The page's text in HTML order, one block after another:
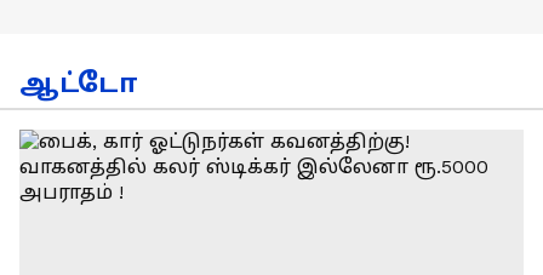
ஆட்டோ